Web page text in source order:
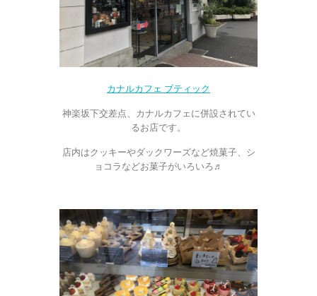
カナルカフェ ブティック
神楽坂下交差点、カナルカフェに併設されてい
るお店です。
店内はクッキーやダックワーズなど焼菓子、シ
ョコラなどお菓子がいろいろ♬